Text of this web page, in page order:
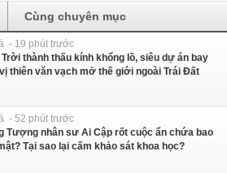
Cùng chuyên mục
- 19 phút trước
Trời thành thấu kính khổng lồ, siêu dự án bay
thiên văn vạch mở thế giới ngoài Trái Đất
- 52 phút trước
Tượng nhân sư Ai Cập rốt cuộc ẩn chứa bao
Tại sao lại cấm khảo sát khoa học?